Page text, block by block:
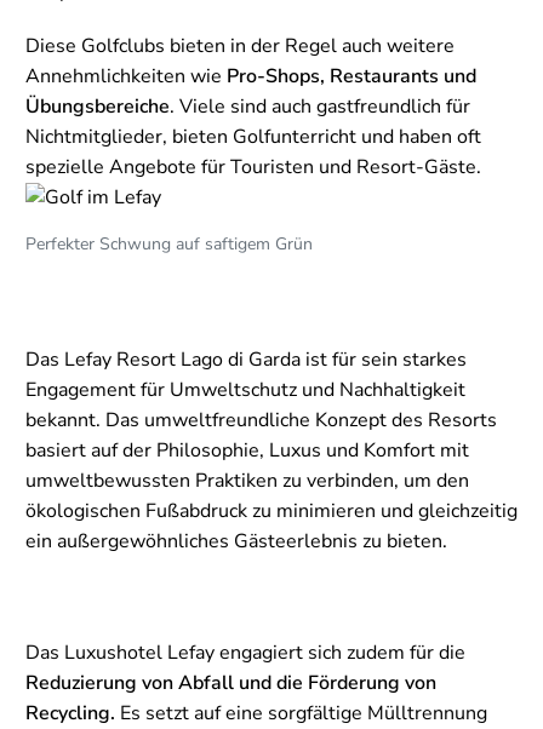
Diese Golfclubs bieten in der Regel auch weitere
Annehmlichkeiten wie Pro-Shops, Restaurants und
Übungsbereiche. Viele sind auch gastfreundlich für
Nichtmitglieder, bieten Golfunterricht und haben oft
spezielle Angebote für Touristen und Resort-Gäste.
Perfekter Schwung auf saftigem Grün
Das Lefay Resort Lago di Garda ist für sein starkes
Engagement für Umweltschutz und Nachhaltigkeit
bekannt. Das umweltfreundliche Konzept des Resorts
basiert auf der Philosophie, Luxus und Komfort mit
umweltbewussten Praktiken zu verbinden, um den
ökologischen Fußabdruck zu minimieren und gleichzeitig
ein außergewöhnliches Gästeerlebnis zu bieten.
Das Luxushotel Lefay engagiert sich zudem für die
Reduzierung von Abfall und die Förderung von
Recycling. Es setzt auf eine sorgfältige Mülltrennung